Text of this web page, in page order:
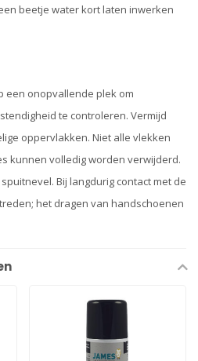
beetje water kort laten inwerken
een onopvallende plek om
te controleren. Vermijd
oppervlakken. Niet alle vlekken
kunnen volledig worden verwijderd.
Bij langdurig contact met de
het dragen van handschoenen